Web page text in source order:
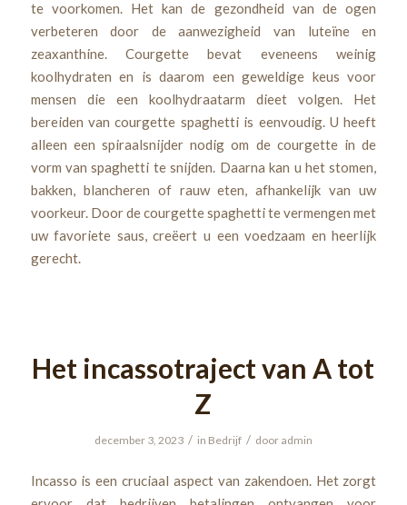
te voorkomen. Het kan de gezondheid van de ogen
verbeteren door de aanwezigheid van luteïne en
zeaxanthine. Courgette bevat eveneens weinig
koolhydraten en is daarom een geweldige keus voor
mensen die een koolhydraatarm dieet volgen. Het
bereiden van courgette spaghetti is eenvoudig. U heeft
alleen een spiraalsnijder nodig om de courgette in de
vorm van spaghetti te snijden. Daarna kan u het stomen,
bakken, blancheren of rauw eten, afhankelijk van uw
voorkeur. Door de courgette spaghetti te vermengen met
uw favoriete saus, creëert u een voedzaam en heerlijk
gerecht.
Het incassotraject van A tot
Z
december 3, 2023 / in Bedrijf / door admin
Incasso is een cruciaal aspect van zakendoen. Het zorgt